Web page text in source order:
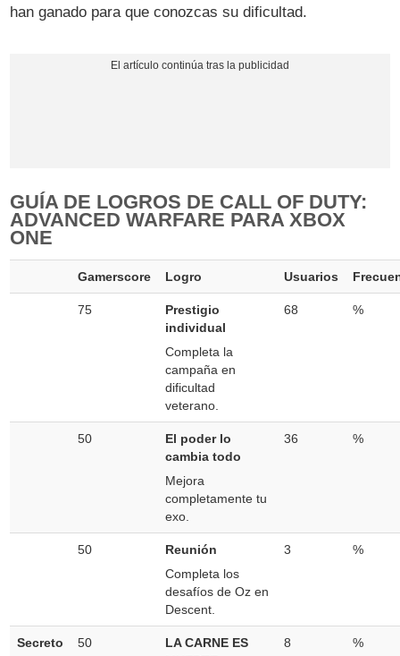
han ganado para que conozcas su dificultad.
GUÍA DE LOGROS DE CALL OF DUTY:
ADVANCED WARFARE PARA XBOX
ONE
Gamerscore Logro Usuarios
75
Prestigio
individual
Completa la
campaña en
dificultad
veterano.
68 %
50
El poder lo
cambia todo
Mejora
completamente tu
exo.
36 %
50
Reunión
Completa los
desafíos de Oz en
Descent.
3 %
Secreto 50
LA CARNE ES
8 %